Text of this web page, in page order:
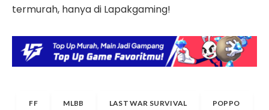
termurah, hanya di Lapakgaming!
FF MLBB LAST WAR SURVIVAL POPPO